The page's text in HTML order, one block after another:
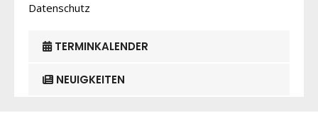
Datenschutz
TERMINKALENDER
NEUIGKEITEN